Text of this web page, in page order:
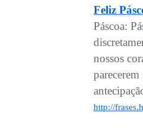
Feliz
Páscoa:
nossos
http://